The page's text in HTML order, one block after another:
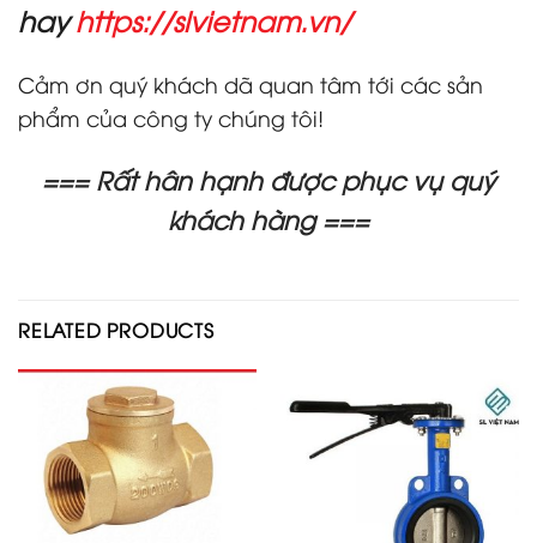
hayhttps://slvietnam.vn/
Cảm ơn quý khách dã quan tâm tới các sản
phẩm của công ty chúng tôi!
=== Rất hân hạnh được phục vụ quý
khách hàng ===
RELATED PRODUCTS